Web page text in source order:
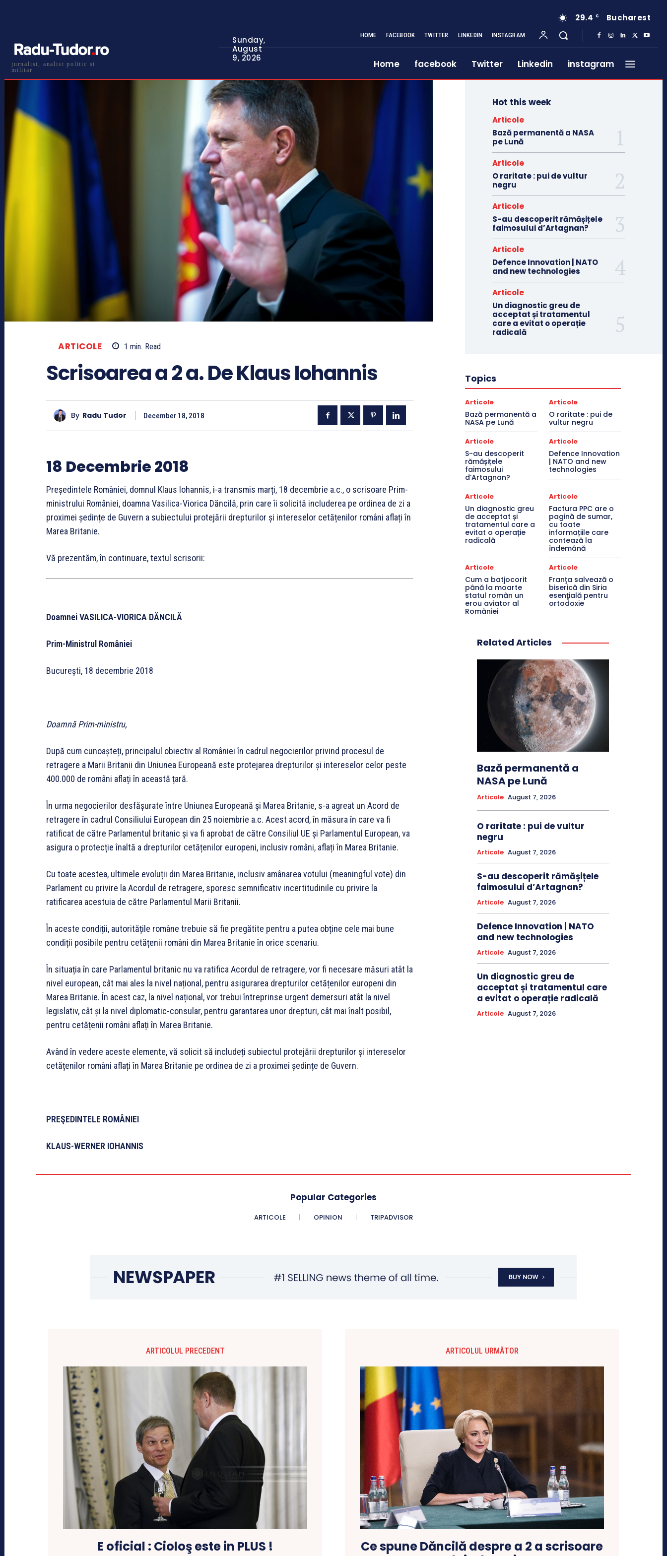
jurnalist, analist politic și
militar
Sunday,
August
9, 2026
29.4 C Bucharest
HOME FACEBOOK TWITTER LINKEDIN INSTAGRAM
Home facebook Twitter Linkedin instagram
ARTICOLE 1 min. Read
Scrisoarea a 2 a. De Klaus Iohannis
By Radu Tudor December 18, 2018
18 Decembrie 2018
Președintele României, domnul Klaus Iohannis, i-a transmis marți, 18 decembrie a.c., o scrisoare Prim-
ministrului României, doamna Vasilica-Viorica Dăncilă, prin care îi solicită includerea pe ordinea de zi a
proximei ședințe de Guvern a subiectului protejării drepturilor și intereselor cetățenilor români aflați în
Marea Britanie.
Vă prezentăm, în continuare, textul scrisorii:
Doamnei VASILICA-VIORICA DĂNCILĂ
Prim-Ministrul României
București, 18 decembrie 2018
Doamnă Prim-ministru,
După cum cunoașteți, principalul obiectiv al României în cadrul negocierilor privind procesul de
retragere a Marii Britanii din Uniunea Europeană este protejarea drepturilor și intereselor celor peste
400.000 de români aflați în această țară.
În urma negocierilor desfășurate între Uniunea Europeană și Marea Britanie, s-a agreat un Acord de
retragere în cadrul Consiliului European din 25 noiembrie a.c. Acest acord, în măsura în care va fi
ratificat de către Parlamentul britanic și va fi aprobat de către Consiliul UE și Parlamentul European, va
asigura o protecție înaltă a drepturilor cetățenilor europeni, inclusiv români, aflați în Marea Britanie.
Cu toate acestea, ultimele evoluții din Marea Britanie, inclusiv amânarea votului (meaningful vote) din
Parlament cu privire la Acordul de retragere, sporesc semnificativ incertitudinile cu privire la
ratificarea acestuia de către Parlamentul Marii Britanii.
În aceste condiții, autoritățile române trebuie să fie pregătite pentru a putea obține cele mai bune
condiții posibile pentru cetățenii români din Marea Britanie în orice scenariu.
În situația în care Parlamentul britanic nu va ratifica Acordul de retragere, vor fi necesare măsuri atât la
nivel european, cât mai ales la nivel național, pentru asigurarea drepturilor cetățenilor europeni din
Marea Britanie. În acest caz, la nivel național, vor trebui întreprinse urgent demersuri atât la nivel
legislativ, cât și la nivel diplomatic-consular, pentru garantarea unor drepturi, cât mai înalt posibil,
pentru cetățenii români aflați în Marea Britanie.
Având în vedere aceste elemente, vă solicit să includeți subiectul protejării drepturilor și intereselor
cetățenilor români aflați în Marea Britanie pe ordinea de zi a proximei ședințe de Guvern.
PREŞEDINTELE ROMÂNIEI
KLAUS-WERNER IOHANNIS
Hot this week
Articole
Bază permanentă a NASA
pe Lună
Articole
O raritate : pui de vultur
negru
Articole
S-au descoperit rămășițele
faimosului d’Artagnan?
Articole
Defence Innovation | NATO
and new technologies
Articole
Un diagnostic greu de
acceptat și tratamentul
care a evitat o operație
radicală
Topics
Articole
Bază permanentă a
NASA pe Lună
Articole
O raritate : pui de
vultur negru
Articole
S-au descoperit
rămășițele
faimosului
d’Artagnan?
Articole
Defence Innovation
| NATO and new
technologies
Articole
Un diagnostic greu
de acceptat și
tratamentul care a
evitat o operație
radicală
Articole
Factura PPC are o
pagină de sumar,
cu toate
informațiile care
contează la
îndemână
Articole
Cum a batjocorit
până la moarte
statul român un
erou aviator al
României
Articole
Franţa salvează o
biserică din Siria
esenţială pentru
ortodoxie
Related Articles
Bază permanentă a
NASA pe Lună
Articole August 7, 2026
O raritate : pui de vultur
negru
Articole August 7, 2026
S-au descoperit rămășițele
faimosului d’Artagnan?
Articole August 7, 2026
Defence Innovation | NATO
and new technologies
Articole August 7, 2026
Un diagnostic greu de
acceptat și tratamentul care
a evitat o operație radicală
Articole August 7, 2026
Popular Categories
ARTICOLE OPINION TRIPADVISOR
ARTICOLUL PRECEDENT
E oficial : Cioloş este in PLUS !
ARTICOLUL URMĂTOR
Ce spune Dăncilă despre a 2 a scrisoare